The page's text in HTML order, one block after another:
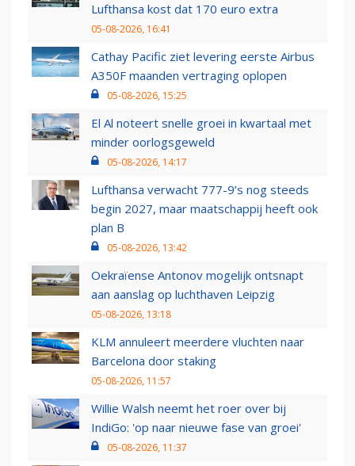
Lufthansa kost dat 170 euro extra
05-08-2026, 16:41
Cathay Pacific ziet levering eerste Airbus
A350F maanden vertraging oplopen
05-08-2026, 15:25
El Al noteert snelle groei in kwartaal met
minder oorlogsgeweld
05-08-2026, 14:17
Lufthansa verwacht 777-9’s nog steeds
begin 2027, maar maatschappij heeft ook
plan B
05-08-2026, 13:42
Oekraïense Antonov mogelijk ontsnapt
aan aanslag op luchthaven Leipzig
05-08-2026, 13:18
KLM annuleert meerdere vluchten naar
Barcelona door staking
05-08-2026, 11:57
Willie Walsh neemt het roer over bij
IndiGo: 'op naar nieuwe fase van groei'
05-08-2026, 11:37